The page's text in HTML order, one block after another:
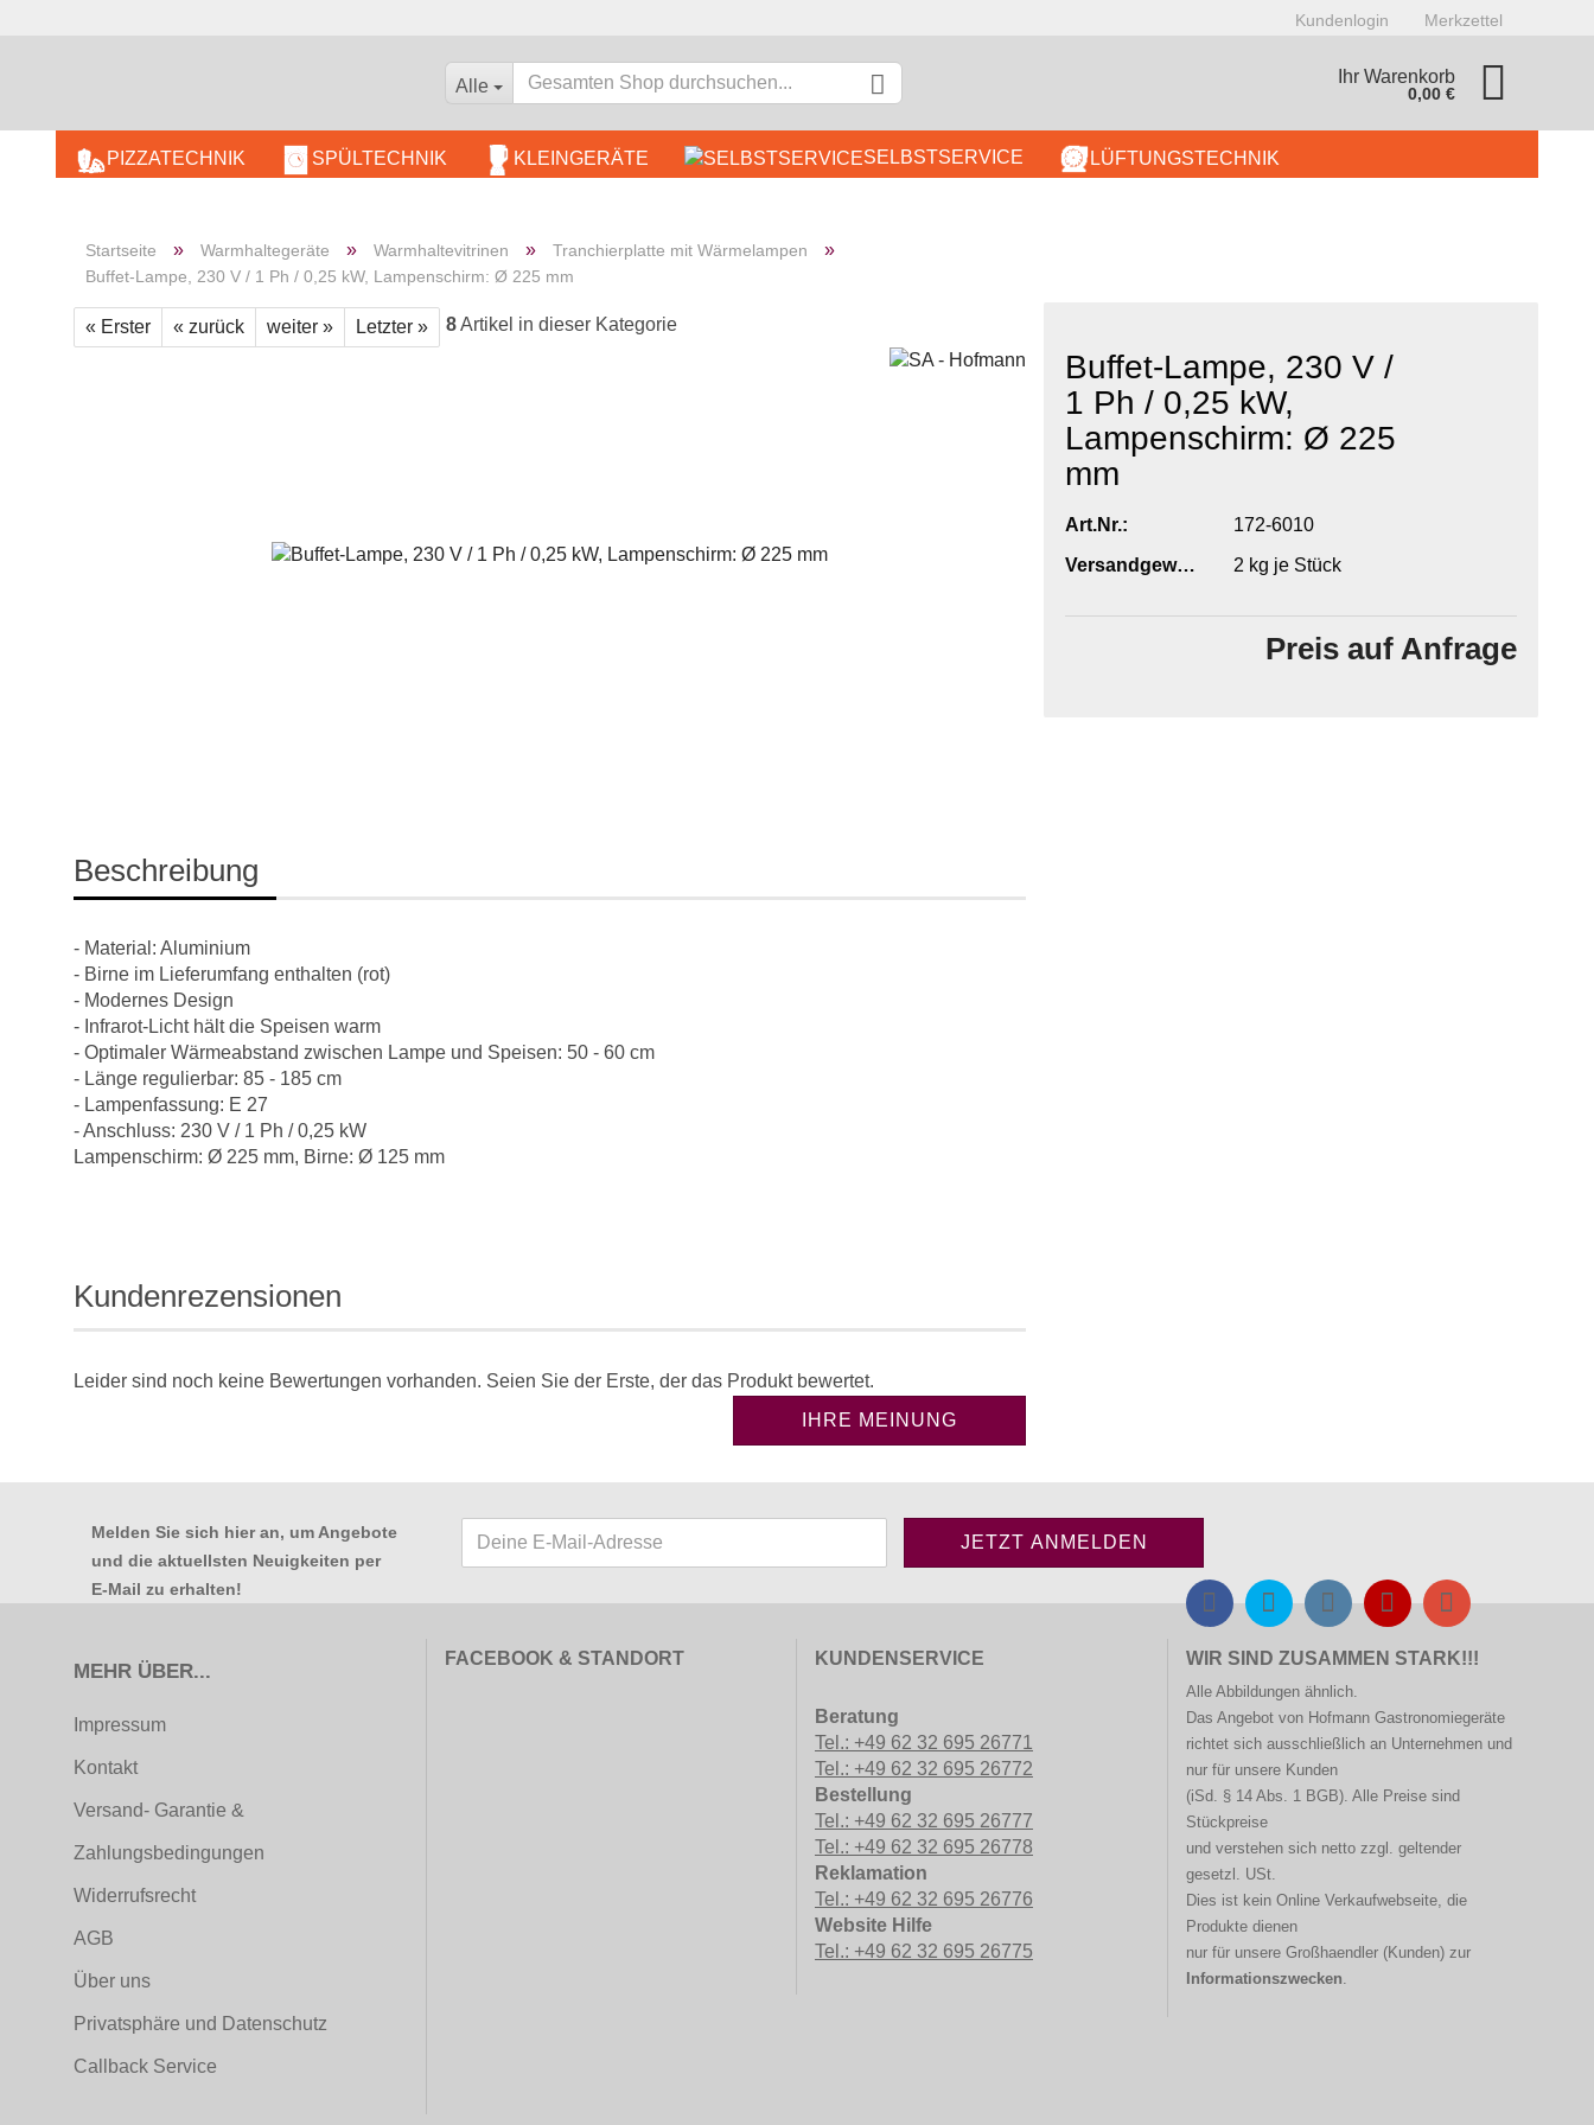
Kundenlogin
Konto erstellen
Passwort vergessen?
Merkzettel
Alle Ihr Warenkorb
0,00 €
PIZZATECHNIK SPÜLTECHNIK KLEINGERÄTE SELBSTSERVICE LÜFTUNGSTECHNIK
KOMBIDÄMPFER EDELSTAHLMÖBEL
Startseite » Warmhaltegeräte » Warmhaltevitrinen » Tranchierplatte mit Wärmelampen »
Buffet-Lampe, 230 V / 1 Ph / 0,25 kW, Lampenschirm: Ø 225 mm
« Erster « zurück weiter » Letzter » 8Artikel in dieser Kategorie
Buffet-Lampe, 230 V /
1 Ph / 0,25 kW,
Lampenschirm: Ø 225
mm
Art.Nr.: 172-6010
Versandgewicht: 2 kg je Stück
Preis auf Anfrage
Beschreibung
- Material: Aluminium
- Birne im Lieferumfang enthalten (rot)
- Modernes Design
- Infrarot-Licht hält die Speisen warm
- Optimaler Wärmeabstand zwischen Lampe und Speisen: 50 - 60 cm
- Länge regulierbar: 85 - 185 cm
- Lampenfassung: E 27
- Anschluss: 230 V / 1 Ph / 0,25 kW
Lampenschirm: Ø 225 mm, Birne: Ø 125 mm
Kundenrezensionen
Leider sind noch keine Bewertungen vorhanden. Seien Sie der Erste, der das Produkt bewertet.
IHRE MEINUNG
Melden Sie sich hier an, um Angebote
und die aktuellsten Neuigkeiten per
E-Mail zu erhalten!
MEHR ÜBER...
Impressum
Kontakt
Versand- Garantie &
Zahlungsbedingungen
Widerrufsrecht
AGB
Über uns
Privatsphäre und Datenschutz
Callback Service
FACEBOOK & STANDORT KUNDENSERVICE
Beratung
Tel.: +49 62 32 695 26771
Tel.: +49 62 32 695 26772
Bestellung
Tel.: +49 62 32 695 26777
Tel.: +49 62 32 695 26778
Reklamation
Tel.: +49 62 32 695 26776
Website Hilfe
Tel.: +49 62 32 695 26775
WIR SIND ZUSAMMEN STARK!!!
Alle Abbildungen ähnlich.
Das Angebot von Hofmann Gastronomiegeräte
richtet sich ausschließlich an Unternehmen und
nur für unsere Kunden
(iSd. § 14 Abs. 1 BGB). Alle Preise sind
Stückpreise
und verstehen sich netto zzgl. geltender
gesetzl. USt.
Dies ist kein Online Verkaufwebseite, die
Produkte dienen
nur für unsere Großhaendler (Kunden) zur
Informationszwecken.